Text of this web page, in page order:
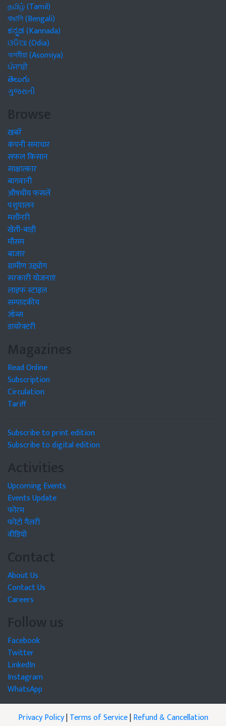
தமிழ் (Tamil)
বাঙালি (Bengali)
ಕನ್ನಡ (Kannada)
ଓଡିଆ (Odia)
অসমীয়া (Asomiya)
ਪੰਜਾਬੀ
తెలుగు
ગુજરાતી
Browse
खबरें
कंपनी समाचार
सफल किसान
साक्षात्कार
बागवानी
औषधीय फसलें
पशुपालन
मशीनरी
खेती-बाड़ी
मौसम
बाजार
ग्रामीण उद्द्योग
सरकारी योजनाएं
लाइफ स्टाइल
सम्पादकीय
जॉब्स
डायरेक्टरी
Magazines
Read Online
Subscription
Circulation
Tariff
Subscribe to print edition
Subscribe to digital edition
Activities
Upcoming Events
Events Update
फोरम
फोटो गैलरी
वीडियो
Contact
About Us
Contact Us
Careers
Follow us
Facebook
Twitter
LinkedIn
Instagram
WhatsApp
Privacy Policy|Terms of Service|Refund & Cancellation